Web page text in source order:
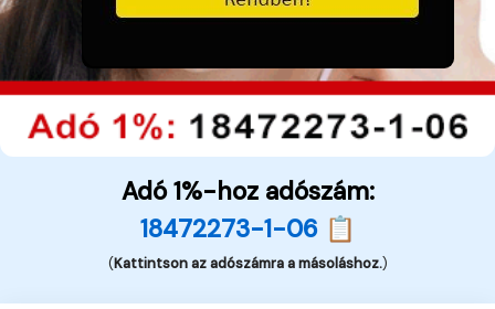
Adó 1%-hoz adószám:
18472273-1-06 📋
(Kattintson az adószámra a másoláshoz.)